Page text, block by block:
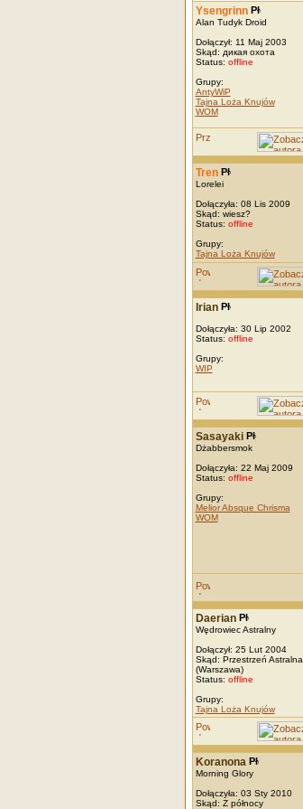
Ysengrinn
Alan Tudyk Droid
Dołączył: 11 Maj 2003
Skąd: дикая охота
Status: offline
Grupy:
AntyWiP
Tajna Loża Knujów
WOM
Tren
Lorelei
Dołączyła: 08 Lis 2009
Skąd: wiesz?
Status: offline
Grupy:
Tajna Loża Knujów
Irian
Dołączyła: 30 Lip 2002
Status: offline
Grupy:
WIP
Sasayaki
Dżabbersmok
Dołączyła: 22 Maj 2009
Status: offline
Grupy:
Melior Absque Chrisma
WOM
Daerian
Wędrowiec Astralny
Dołączył: 25 Lut 2004
Skąd: Przestrzeń Astralna
(Warszawa)
Status: offline
Grupy:
Tajna Loża Knujów
Koranona
Morning Glory
Dołączyła: 03 Sty 2010
Skąd: Z północy